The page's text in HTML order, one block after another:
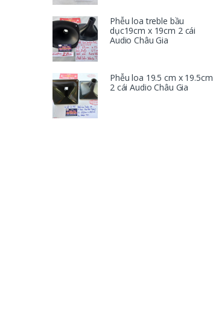
Phễu loa treble bầu
dục19cm x 19cm 2 cái
Audio Châu Gia
Phễu loa 19.5 cm x 19.5cm
2 cái Audio Châu Gia